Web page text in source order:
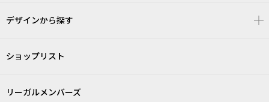
デザインから探す
ショップリスト
リーガルメンバーズ